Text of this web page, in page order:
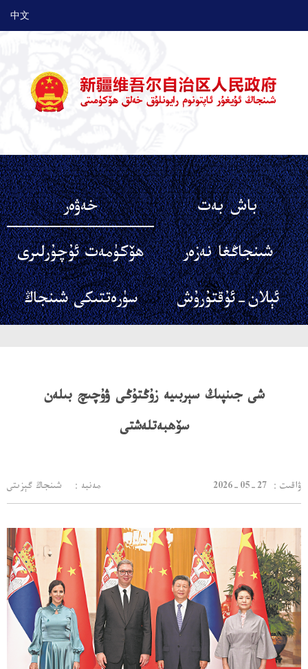
中文
باش بەت
خەۋەر
شىنجاڭغا نەزەر
ھۆكۈمەت ئۇچۇرلىرى
ئېلان-ئۇقتۇرۇش
سۈرەتتىكى شىنجاڭ
شى جىنپىڭ سېربىيە زۇڭتۇڭى ۋۇچىچ بىلەن
سۆھبەتلەشتى
2026-05-27 ：ۋاقىت مەنبە： شىنجاڭ گېزىتى